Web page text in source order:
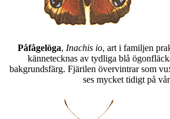
Påfågelöga, Inachis io, art i familjen
kännetecknas av tydliga blå
bakgrundsfärg. Fjärilen övervintrar som
ses mycket tidigt på